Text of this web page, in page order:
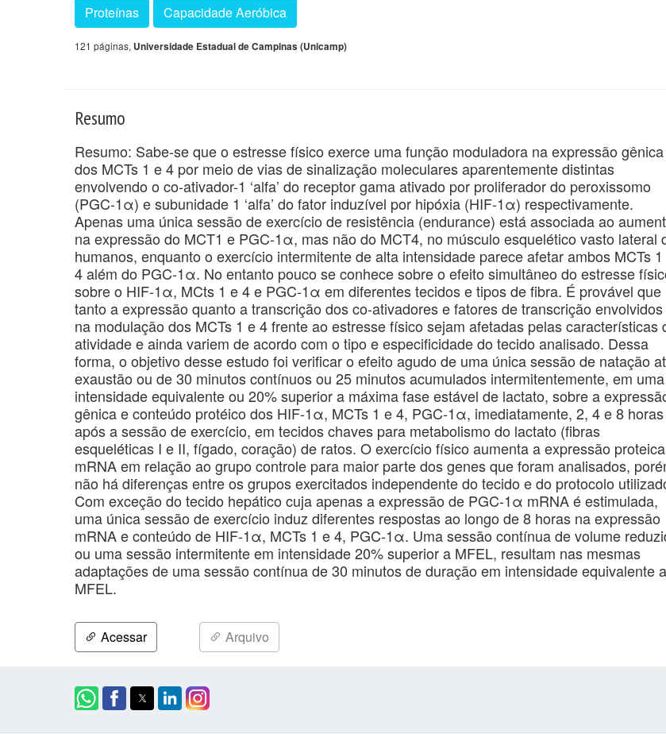
Proteínas Capacidade Aeróbica
121 páginas, Universidade Estadual de Campinas (Unicamp)
Resumo
Resumo: Sabe-se que o estresse físico exerce uma função moduladora na expressão gênica
dos MCTs 1 e 4 por meio de vias de sinalização moleculares aparentemente distintas
envolvendo o co-ativador-1 ‘alfa’ do receptor gama ativado por proliferador do peroxissomo
(PGC-1α) e subunidade 1 ‘alfa’ do fator induzível por hipóxia (HIF-1α) respectivamente.
Apenas uma única sessão de exercício de resistência (endurance) está associada ao
na expressão do MCT1 e PGC-1α, mas não do MCT4, no músculo esquelético vasto lateral
humanos, enquanto o exercício intermitente de alta intensidade parece afetar ambos MCTs
4 além do PGC-1α. No entanto pouco se conhece sobre o efeito simultâneo do estresse
sobre o HIF-1α, MCts 1 e 4 e PGC-1α em diferentes tecidos e tipos de fibra. É provável que
tanto a expressão quanto a transcrição dos co-ativadores e fatores de transcrição envolvidos
na modulação dos MCTs 1 e 4 frente ao estresse físico sejam afetadas pelas características
atividade e ainda variem de acordo com o tipo e especificidade do tecido analisado. Dessa
forma, o objetivo desse estudo foi verificar o efeito agudo de uma única sessão de natação
exaustão ou de 30 minutos contínuos ou 25 minutos acumulados intermitentemente, em uma
intensidade equivalente ou 20% superior a máxima fase estável de lactato, sobre a
gênica e conteúdo protéico dos HIF-1α, MCTs 1 e 4, PGC-1α, imediatamente, 2, 4 e 8 horas
após a sessão de exercício, em tecidos chaves para metabolismo do lactato (fibras
esqueléticas I e II, fígado, coração) de ratos. O exercício físico aumenta a expressão
mRNA em relação ao grupo controle para maior parte dos genes que foram analisados,
não há diferenças entre os grupos exercitados independente do tecido e do protocolo
Com exceção do tecido hepático cuja apenas a expressão de PGC-1α mRNA é estimulada,
uma única sessão de exercício induz diferentes respostas ao longo de 8 horas na expressão
mRNA e conteúdo de HIF-1α, MCTs 1 e 4, PGC-1α. Uma sessão contínua de volume
ou uma sessão intermitente em intensidade 20% superior a MFEL, resultam nas mesmas
adaptações de uma sessão contínua de 30 minutos de duração em intensidade equivalente a
MFEL.
Acessar Arquivo